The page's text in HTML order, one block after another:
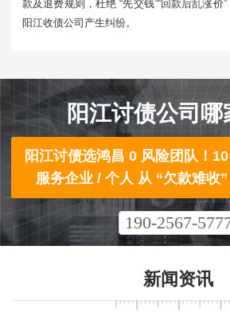
款及退费规则，杜绝 “先交钱”“回款后乱涨价
阳江收债公司产生纠纷。​
阳江讨债公司哪
阳江讨债选鸿昌 0 风险团队！
服务企业 / 个人 从 “欠款难收
190-2567-
新闻资讯